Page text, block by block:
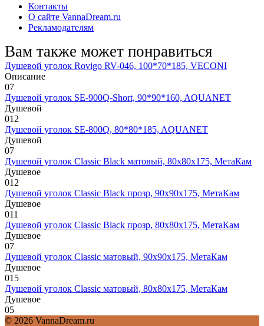
Контакты
О сайте VannaDream.ru
Рекламодателям
Вам также может понравиться
Душевой уголок Rovigo RV-046, 100*70*185, VECONI
Описание
07
Душевой уголок SE-900Q-Short, 90*90*160, AQUANET
Душевой
012
Душевой уголок SE-800Q, 80*80*185, AQUANET
Душевой
07
Душевой уголок Classic Black матовый, 80х80х175, МетаКам
Душевое
012
Душевой уголок Classic Black прозр, 90х90х175, МетаКам
Душевое
011
Душевой уголок Classic Black прозр, 80х80х175, МетаКам
Душевое
07
Душевой уголок Classic матовый, 90х90х175, МетаКам
Душевое
015
Душевой уголок Classic матовый, 80х80х175, МетаКам
Душевое
05
© 2026 VannaDream.ru